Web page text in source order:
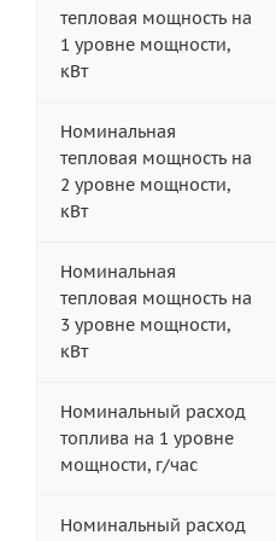
тепловая мощность на
1 уровне мощности,
кВт
Номинальная
тепловая мощность на
2 уровне мощности,
кВт
Номинальная
тепловая мощность на
3 уровне мощности,
кВт
Номинальный расход
топлива на 1 уровне
мощности, г/час
Номинальный расход